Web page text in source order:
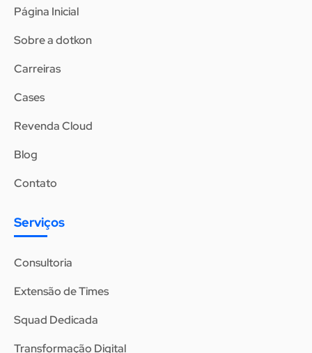
Página Inicial
Sobre a dotkon
Carreiras
Cases
Revenda Cloud
Blog
Contato
Serviços
Consultoria
Extensão de Times
Squad Dedicada
Transformação Digital